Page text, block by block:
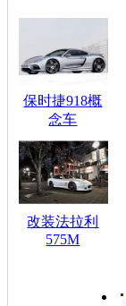
保时捷918概
念车
改装法拉利
575M